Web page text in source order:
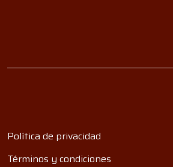
Política de privacidad
Términos y condiciones